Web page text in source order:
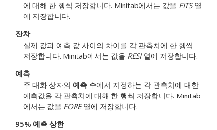
에 대해 한 행씩 저장합니다. Minitab에서는 값을 FITS열
에 저장합니다.
잔차
실제 값과 예측 값 사이의 차이를 각 관측치에 한 행씩
저장합니다. Minitab에서는 값을 RESI열에 저장합니다.
예측
주 대화 상자의 예측 수에서 지정하는 각 관측치에 대한
예측값을 각 관측치에 대해 한 행씩 저장합니다. Minitab
에서는 값을 FORE열에 저장합니다.
95% 예측 상한